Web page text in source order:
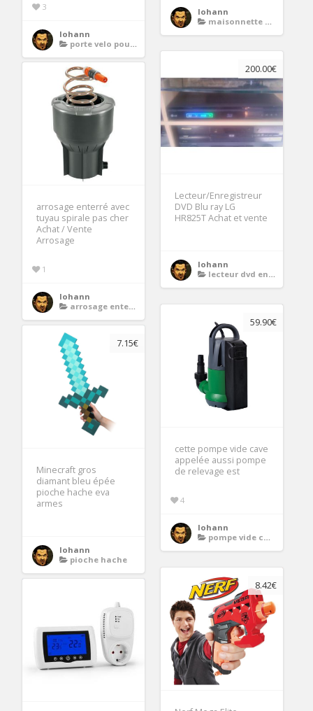
3
lohann
porte velo pour 5 velos
lohann
maisonnette en bois
200.00€
Lecteur/Enregistreur
DVD Blu ray LG
HR825T Achat et vente
lohann
lecteur dvd enregistreur
arrosage enterré avec
tuyau spirale pas cher
Achat / Vente
Arrosage
1
lohann
arrosage enterre
59.90€
cette pompe vide cave
appelée aussi pompe
de relevage est
4
lohann
pompe vide cave
7.15€
Minecraft gros
diamant bleu épée
pioche hache eva
armes
lohann
pioche hache
8.42€